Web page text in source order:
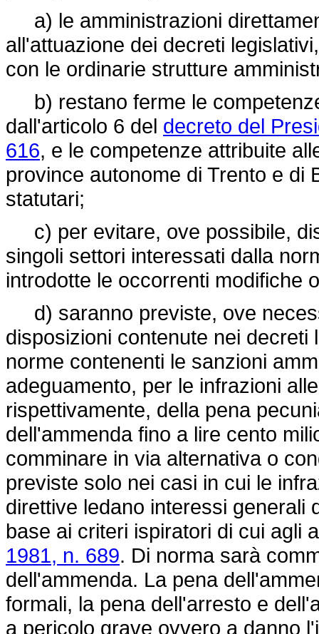
a) le amministrazioni
all'attuazione dei decreti
con le ordinarie strutture
b) restano ferme le
dall'articolo 6 del decreto del
616, e le competenze attribuite
province autonome di Trento e di
statutari;
c) per evitare, ove possibile,
singoli settori interessati dalla
introdotte le occorrenti modifiche
d) saranno previste, ove
disposizioni contenute nei
norme contenenti le sanzioni
adeguamento, per le infrazioni
rispettivamente, della pena
dell'ammenda fino a lire cento
comminare in via alternativa o
previste solo nei casi in cui le
direttive ledano interessi generali
base ai criteri ispiratori di cui agli
1981, n. 689. Di norma sarà
dell'ammenda. La pena
formali, la pena dell'arresto e
a pericolo grave ovvero a danno